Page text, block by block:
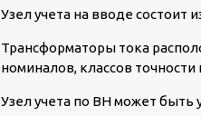
Узел учета на вводе состоит
Трансформаторы тока
номиналов, классов
Узел учета по ВН может быть